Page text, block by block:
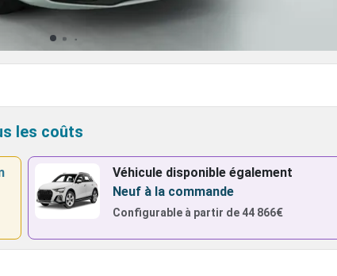
les coûts
Véhicule disponible également
Neuf à la commande
Configurable à partir de44 866€